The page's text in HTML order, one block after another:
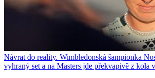
Návrat do reality. Wimbledonská šampionka
vyhraný set a na Masters jde překvapivě z kola